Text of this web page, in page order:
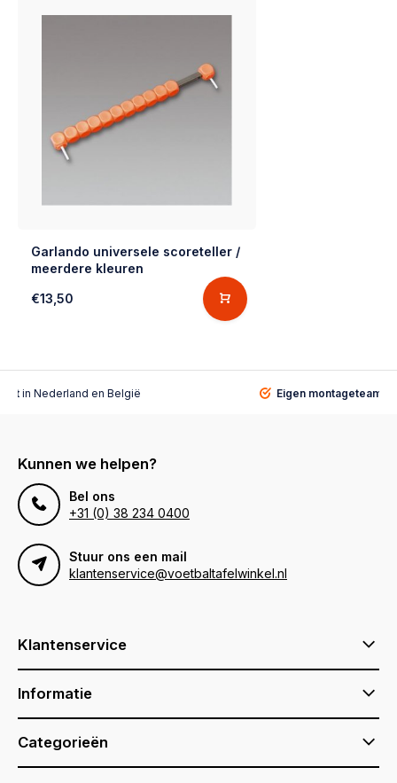
Garlando universele scoreteller /
meerdere kleuren
€13,50
in Nederland en België Eigen montageteam
Kunnen we helpen?
Bel ons
+31 (0) 38 234 0400
Stuur ons een mail
klantenservice@voetbaltafelwinkel.nl
Klantenservice
Informatie
Categorieën